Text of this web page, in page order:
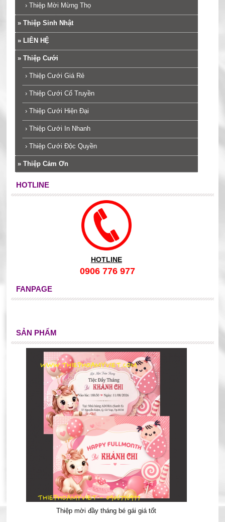
› Thiệp Mời Mừng Thọ
» Thiệp Sinh Nhật
» LIÊN HỆ
» Thiệp Cưới
› Thiệp Cưới Giá Rẻ
› Thiệp Cưới Cổ Truyền
› Thiệp Cưới Hiện Đại
› Thiệp Cưới In Nhanh
› Thiệp Cưới Độc Quyền
» Thiệp Cảm Ơn
HOTLINE
HOTLINE
0906 776 977
FANPAGE
SẢN PHẨM
Thiệp mời đầy tháng bé gái giá tốt